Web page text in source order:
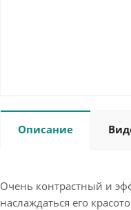
Описание
Очень контрастный и
наслаждаться его